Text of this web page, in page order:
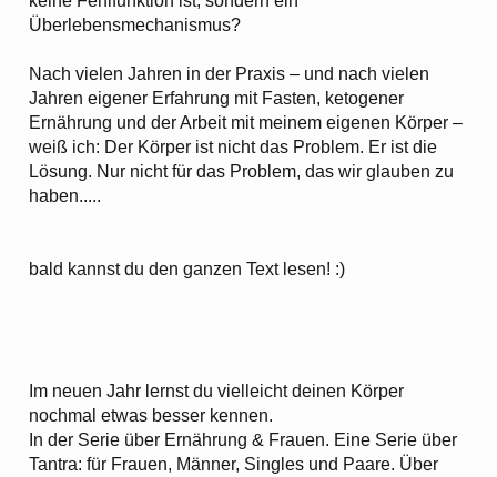
Überlebensmechanismus?
Nach vielen Jahren in der Praxis – und nach vielen
Jahren eigener Erfahrung mit Fasten, ketogener
Ernährung und der Arbeit mit meinem eigenen Körper –
weiß ich: Der Körper ist nicht das Problem. Er ist die
Lösung. Nur nicht für das Problem, das wir glauben zu
haben.....
bald kannst du den ganzen Text lesen! :)
Im neuen Jahr lernst du vielleicht deinen Körper
nochmal etwas besser kennen.
In der Serie über Ernährung & Frauen. Eine Serie über
Tantra: für Frauen, Männer, Singles und Paare. Über